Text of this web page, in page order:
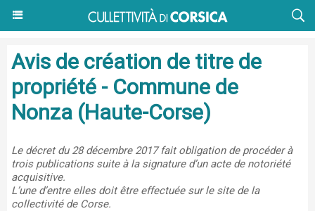
Avis de création de titre de
propriété - Commune de
Nonza (Haute-Corse)
Le décret du 28 décembre 2017 fait obligation de procéder à
trois publications suite à la signature d’un acte de notoriété
acquisitive.
L’une d’entre elles doit être effectuée sur le site de la
collectivité de Corse.